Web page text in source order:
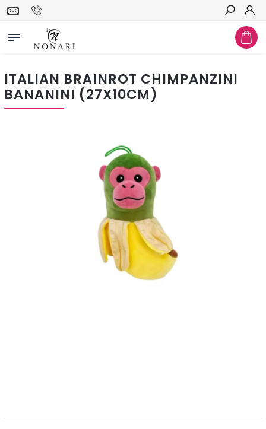
Hledat
ITALIAN BRAINROT CHIMPANZINI
BANANINI (27X10CM)